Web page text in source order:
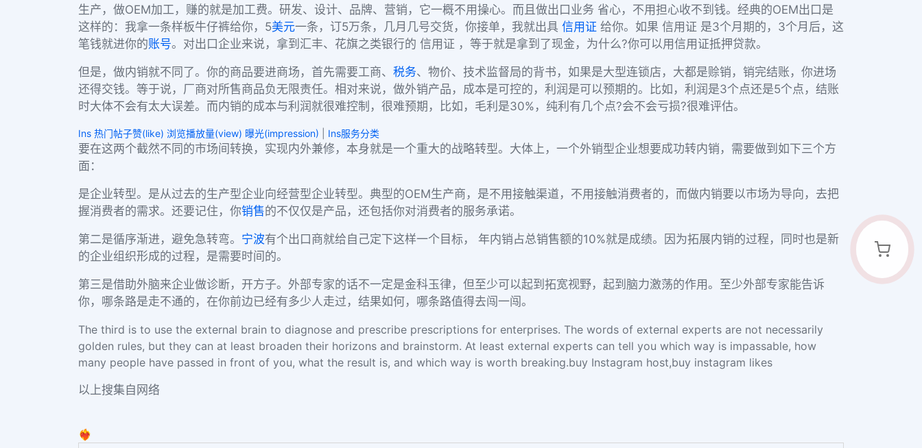
生产，做OEM加工，赚的就是加工费。研发、设计、品牌、营销，它一概不用操心。而且做出口业务 省心，不用担心收不到钱。经典的OEM出口是
这样的：我拿一条样板牛仔裤给你，5美元一条，订5万条，几月几号交货，你接单，我就出具 信用证 给你。如果 信用证 是3个月期的，3个月后，这
笔钱就进你的账号。对出口企业来说，拿到汇丰、花旗之类银行的 信用证 ，等于就是拿到了现金，为什么?你可以用信用证抵押贷款。
但是，做内销就不同了。你的商品要进商场，首先需要工商、 税务、物价、技术监督局的背书，如果是大型连锁店，大都是赊销，销完结账，你进场
还得交钱。等于说，厂商对所售商品负无限责任。相对来说，做外销产品，成本是可控的，利润是可以预期的。比如，利润是3个点还是5个点，结账
时大体不会有太大误差。而内销的成本与利润就很难控制，很难预期，比如，毛利是30%，纯利有几个点?会不会亏损?很难评估。
Ins 热门帖子赞(like) 浏览播放量(view) 曝光(impression) Ins服务分类
要在这两个截然不同的市场间转换，实现内外兼修，本身就是一个重大的战略转型。大体上，一个外销型企业想要成功转内销，需要做到如下三个方
面：
是企业转型。是从过去的生产型企业向经营型企业转型。典型的OEM生产商，是不用接触渠道，不用接触消费者的，而做内销要以市场为导向，去把
握消费者的需求。还要记住，你销售的不仅仅是产品，还包括你对消费者的服务承诺。
第二是循序渐进，避免急转弯。 宁波有个出口商就给自己定下这样一个目标， 年内销占总销售额的10%就是成绩。因为拓展内销的过程，同时也是新
的企业组织形成的过程，是需要时间的。
第三是借助外脑来企业做诊断，开方子。外部专家的话不一定是金科玉律，但至少可以起到拓宽视野，起到脑力激荡的作用。至少外部专家能告诉
你，哪条路是走不通的，在你前边已经有多少人走过，结果如何，哪条路值得去闯一闯。
The third is to use the external brain to diagnose and prescribe prescriptions for enterprises. The words of external experts are not necessarily
golden rules, but they can at least broaden their horizons and brainstorm. At least external experts can tell you which way is impassable, how
many people have passed in front of you, what the result is, and which way is worth breaking.buy Instagram host,buy instagram likes
以上搜集自网络
❤️‍🔥